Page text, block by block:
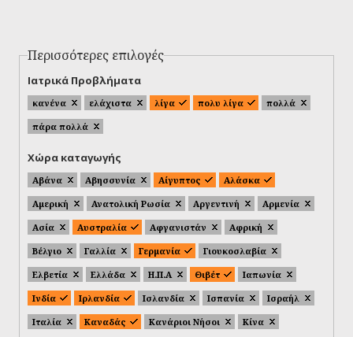
Περισσότερες επιλογές
Ιατρικά Προβλήματα
κανένα ελάχιστα λίγα πολυ λίγα
πολλά
πάρα πολλά
Χώρα καταγωγής
Αβάνα Αβησσυνία Αίγυπτος
Αλάσκα
Αμερική
Ανατολική Ρωσία Αργεντινή
Αρμενία
Ασία
Αυστραλία Αφγανιστάν
Αφρική
Βέλγιο
Γαλλία Γερμανία
Γιουκοσλαβία
Ελβετία
Ελλάδα Η.Π.Α Θιβέτ
Ιαπωνία
Ινδία
Ιρλανδία Ισλανδία Ισπανία
Ισραήλ
Ιταλία
Καναδάς Κανάριοι Νήσοι
Κίνα